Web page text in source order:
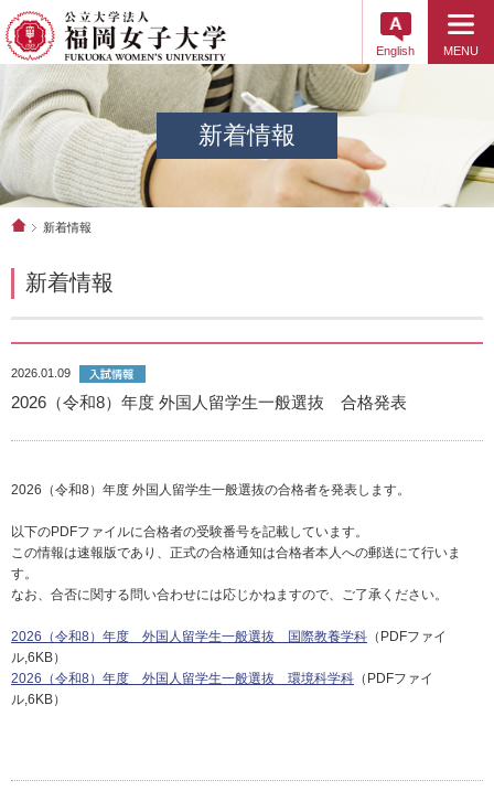
MENU
English
新着情報
新着情報
新着情報
2026.01.09
2026（令和8）年度 外国人留学生一般選抜 合格発表
2026（令和8）年度 外国人留学生一般選抜の合格者を発表します。
以下のPDFファイルに合格者の受験番号を記載しています。
この情報は速報版であり、正式の合格通知は合格者本人への郵送にて行いま
す。
なお、合否に関する問い合わせには応じかねますので、ご了承ください。
2026（令和8）年度 外国人留学生一般選抜 国際教養学科 （PDFファイ
ル,6KB）
2026（令和8）年度 外国人留学生一般選抜 環境科学科 （PDFファイ
ル,6KB）